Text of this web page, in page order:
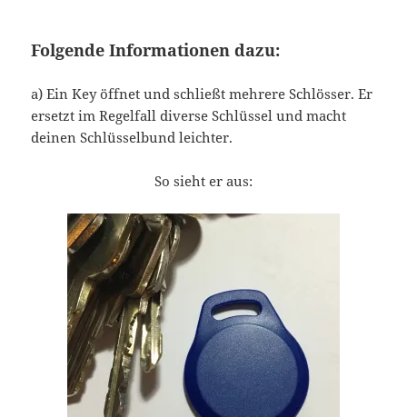
Folgende Informationen dazu:
a) Ein Key öffnet und schließt mehrere Schlösser. Er
ersetzt im Regelfall diverse Schlüssel und macht
deinen Schlüsselbund leichter.
So sieht er aus: